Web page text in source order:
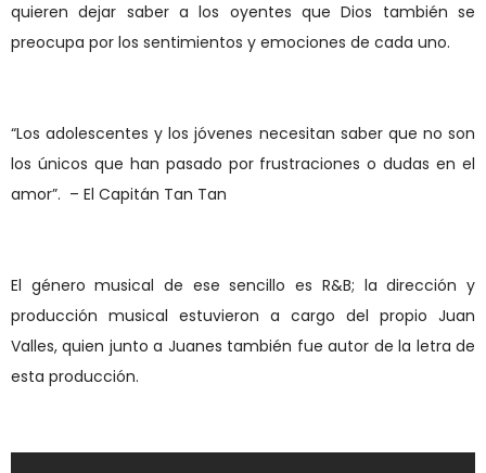
quieren dejar saber a los oyentes que Dios también se
preocupa por los sentimientos y emociones de cada uno.
“Los adolescentes y los jóvenes necesitan saber que no son
los únicos que han pasado por frustraciones o dudas en el
amor”. – El Capitán Tan Tan
El género musical de ese sencillo es R&B; la dirección y
producción musical estuvieron a cargo del propio Juan
Valles, quien junto a Juanes también fue autor de la letra de
esta producción.